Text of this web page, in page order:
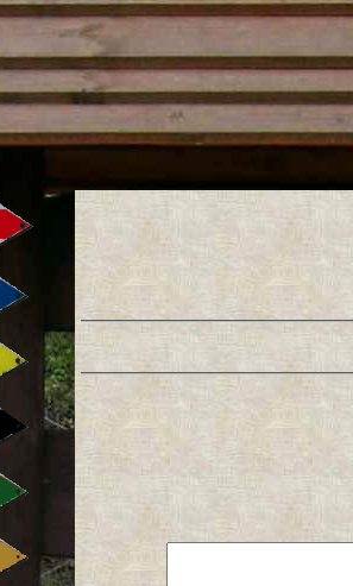
zapraszamy